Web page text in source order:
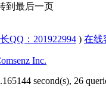
到最后一页
QQ：201922994 ) 在线
Inc.
second(s), 26